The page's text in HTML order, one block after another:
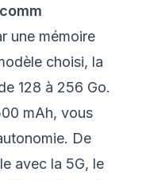
une mémoire
choisi, la
128 à 256 Go.
mAh, vous
De
avec la 5G, le